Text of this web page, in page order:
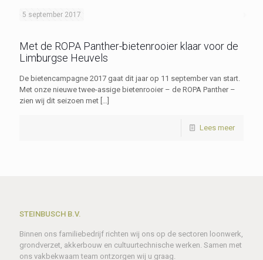
5 september 2017
Met de ROPA Panther-bietenrooier klaar voor de
Limburgse Heuvels
De bietencampagne 2017 gaat dit jaar op 11 september van start.
Met onze nieuwe twee-assige bietenrooier – de ROPA Panther –
zien wij dit seizoen met […]
Lees meer
STEINBUSCH B.V.
Binnen ons familiebedrijf richten wij ons op de sectoren loonwerk,
grondverzet, akkerbouw en cultuurtechnische werken. Samen met
ons vakbekwaam team ontzorgen wij u graag.